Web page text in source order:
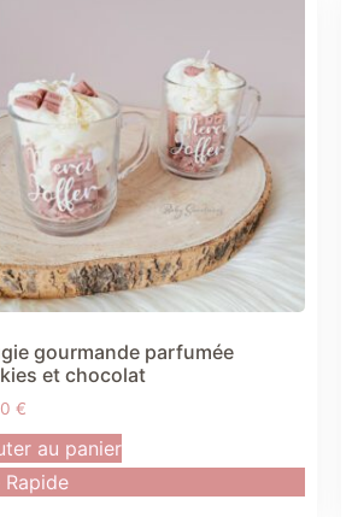
gourmande parfumée
et chocolat
€
au panier
Rapide